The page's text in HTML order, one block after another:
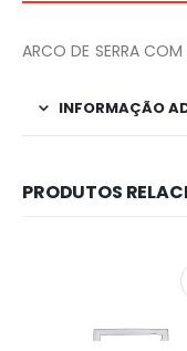
ARCO DE SERRA
INFORMAÇÃO
PRODUTOS